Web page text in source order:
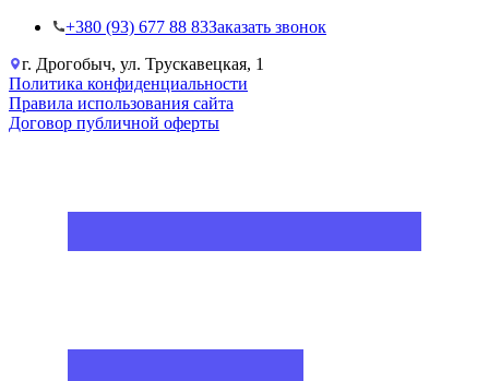
+38‎0 (93) 677 88 83Заказать звонок
г. Дрогобыч, ул. Трускавецкая, 1
Политика конфиденциальности
Правила использования сайта
Договор публичной оферты